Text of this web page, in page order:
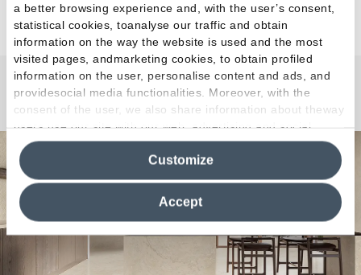
a better browsing experience and, with the user’s consent,
statistical cookies, toanalyse our traffic and obtain
information on the way the website is used and the most
visited pages, andmarketing cookies, to obtain profiled
information on the user, personalise content and ads, and
providesocial media functionalities. Moreover, with the
consent of the user, we also share information about theway
users use our site with our web, advertising and social
media analytics partners, who may combine itwith other
information in their possession. By closing this banner,
clicking on "Reject", it will be possible tocontinue browsing
the site after installing only technical cookies. For more
information see the
Cookie Policy
Accept
Customize
Unique Bourg